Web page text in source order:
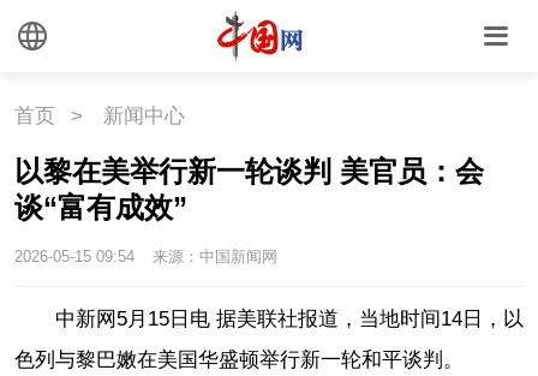
中国关键词
文化
文化 文创 艺术
中国瓷
首页 > 新闻中心
以黎在美举行新一轮谈判 美官员：会
谈“富有成效”
2026-05-15 09:54 来源：中国新闻网
中新网5月15日电 据美联社报道，当地时间14日，以
色列与黎巴嫩在美国华盛顿举行新一轮和平谈判。